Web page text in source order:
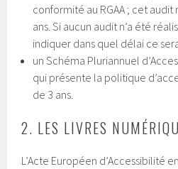
conformité au RGAA ; cet
ans. Si aucun audit n’a été
indiquer dans quel délai ce
un Schéma Pluriannuel
qui présente la politique
de 3 ans.
2. LES LIVRES
L’Acte Européen d’Accessibilité